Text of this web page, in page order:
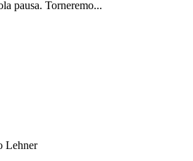
pausa. Torneremo...
Lehner